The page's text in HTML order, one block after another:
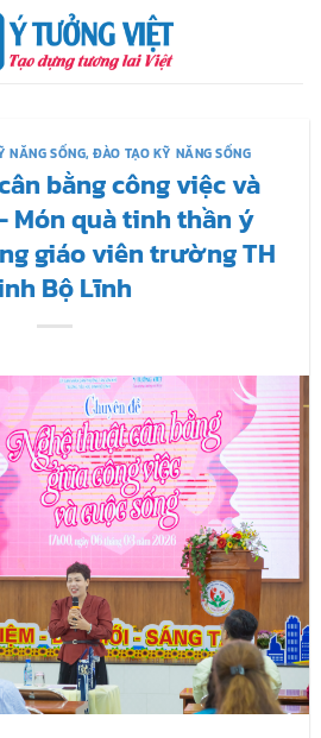
NĂNG SỐNG,ĐÀO TẠO KỸ NĂNG SỐNG
bằng công việc và
Món quà tinh thần ý
giáo viên trường TH
Bộ Lĩnh